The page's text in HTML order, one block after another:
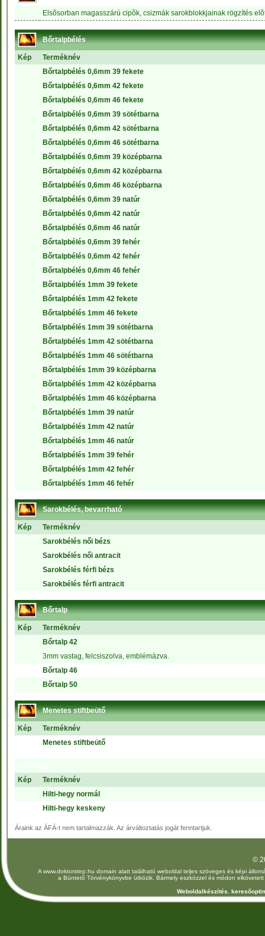
Elsõsorban magasszárú cipõk, csizmák sarokblokkjainak rögzítés
Bőrtalpbélés
Kép
Terméknév
Bőrtalpbélés 0,6mm 39 fekete
Bőrtalpbélés 0,6mm 42 fekete
Bőrtalpbélés 0,6mm 46 fekete
Bőrtalpbélés 0,6mm 39 sötétbarna
Bőrtalpbélés 0,6mm 42 sötétbarna
Bőrtalpbélés 0,6mm 46 sötétbarna
Bőrtalpbélés 0,6mm 39 középbarna
Bőrtalpbélés 0,6mm 42 középbarna
Bőrtalpbélés 0,6mm 46 középbarna
Bőrtalpbélés 0,6mm 39 natúr
Bőrtalpbélés 0,6mm 42 natúr
Bőrtalpbélés 0,6mm 46 natúr
Bőrtalpbélés 0,6mm 39 fehér
Bőrtalpbélés 0,6mm 42 fehér
Bőrtalpbélés 0,6mm 46 fehér
Bőrtalpbélés 1mm 39 fekete
Bőrtalpbélés 1mm 42 fekete
Bőrtalpbélés 1mm 46 fekete
Bőrtalpbélés 1mm 39 sötétbarna
Bőrtalpbélés 1mm 42 sötétbarna
Bőrtalpbélés 1mm 46 sötétbarna
Bőrtalpbélés 1mm 39 középbarna
Bőrtalpbélés 1mm 42 középbarna
Bőrtalpbélés 1mm 46 középbarna
Bőrtalpbélés 1mm 39 natúr
Bőrtalpbélés 1mm 42 natúr
Bőrtalpbélés 1mm 46 natúr
Bőrtalpbélés 1mm 39 fehér
Bőrtalpbélés 1mm 42 fehér
Bőrtalpbélés 1mm 46 fehér
Sarokbélés, bevarrható
Kép
Terméknév
Sarokbélés női bézs
Sarokbélés női antracit
Sarokbélés férfi bézs
Sarokbélés férfi antracit
Bőrtalp
Kép
Terméknév
Bőrtalp 42
3mm vastag, felcsiszolva, emblémázva.
Bőrtalp 46
Bőrtalp 50
Menetes stiftbeütő
Kép
Terméknév
Menetes stiftbeütő
Kép
Terméknév
Hilti-hegy normál
Hilti-hegy keskeny
Áraink az ÁFÁ-t nem tartalmazzák. Az árváltoztatás jogát fenntartjuk.
©
A www.doktorstep.hu domain alatt található weboldal teljes szöveges és képi
a Büntető Törvénykönyvbe ütközik. Bármely eszközzel és módon
Weboldalkészítés